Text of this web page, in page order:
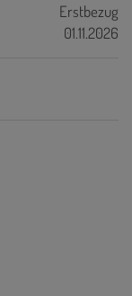
Erstbezug
01.11.2026